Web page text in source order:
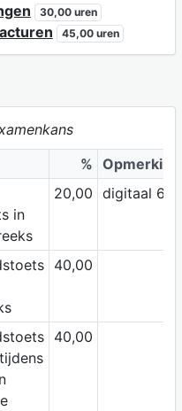
30,00 uren
45,00 uren
% Opmerking
in
20,00 digitaal 60'
40,00
40,00